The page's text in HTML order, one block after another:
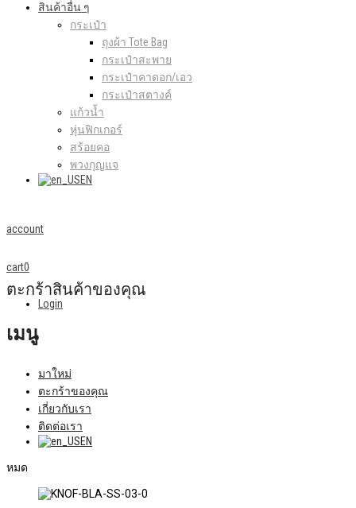
สินค้าอื่น ๆ
กระเป๋า
ถุงผ้า Tote Bag
กระเป๋าสะพาย
กระเป๋าคาดอก/เอว
กระเป๋าสตางค์
แก้วน้ำ
หุ่นฟิกเกอร์
สร้อยคอ
พวงกุญแจ
EN
account
Login
cart0
ตะกร้าสินค้าของคุณ
เมนู
มาใหม่
ตะกร้าของคุณ
เกี่ยวกับเรา
ติดต่อเรา
EN
หมด